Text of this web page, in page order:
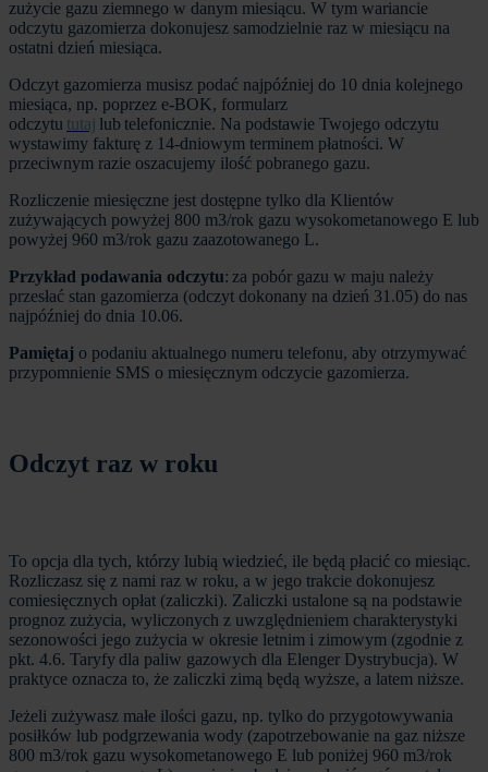
zużycie gazu ziemnego w danym miesiącu. W tym wariancie
odczytu gazomierza dokonujesz samodzielnie raz w miesiącu na
ostatni dzień miesiąca.
Odczyt gazomierza musisz podać najpóźniej do 10 dnia kolejnego
miesiąca, np. poprzez e-BOK, formularz
odczytu tutaj lub telefonicznie. Na podstawie Twojego odczytu
wystawimy fakturę z 14-dniowym terminem płatności. W
przeciwnym razie oszacujemy ilość pobranego gazu.
Rozliczenie miesięczne jest dostępne tylko dla Klientów
zużywających powyżej 800 m3/rok gazu wysokometanowego E lub
powyżej 960 m3/rok gazu zaazotowanego L.
Przykład podawania odczytu: za pobór gazu w maju należy
przesłać stan gazomierza (odczyt dokonany na dzień 31.05) do nas
najpóźniej do dnia 10.06.
Pamiętaj o podaniu aktualnego numeru telefonu, aby otrzymywać
przypomnienie SMS o miesięcznym odczycie gazomierza.
Odczyt raz w roku
To opcja dla tych, którzy lubią wiedzieć, ile będą płacić co miesiąc.
Rozliczasz się z nami raz w roku, a w jego trakcie dokonujesz
comiesięcznych opłat (zaliczki). Zaliczki ustalone są na podstawie
prognoz zużycia, wyliczonych z uwzględnieniem charakterystyki
sezonowości jego zużycia w okresie letnim i zimowym (zgodnie z
pkt. 4.6. Taryfy dla paliw gazowych dla Elenger Dystrybucja). W
praktyce oznacza to, że zaliczki zimą będą wyższe, a latem niższe.
Jeżeli zużywasz małe ilości gazu, np. tylko do przygotowywania
posiłków lub podgrzewania wody (zapotrzebowanie na gaz niższe
800 m3/rok gazu wysokometanowego E lub poniżej 960 m3/rok